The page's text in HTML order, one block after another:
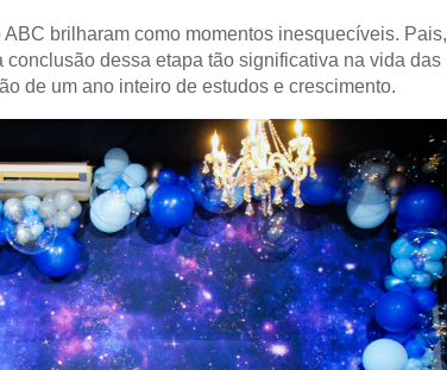
brilharam como momentos inesquecíveis. Pais,
dessa etapa tão significativa na vida das
de um ano inteiro de estudos e crescimento.